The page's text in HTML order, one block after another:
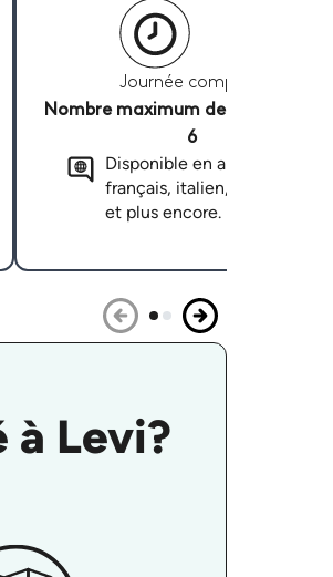
Journée complète
Nombre maximum de
6
Disponible en anglais,
français, italien, allemand
et plus encore.
à Levi?